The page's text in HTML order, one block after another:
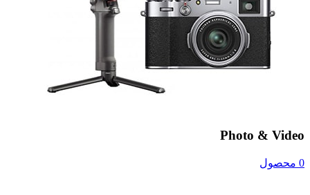
Photo & Video
0 محصول